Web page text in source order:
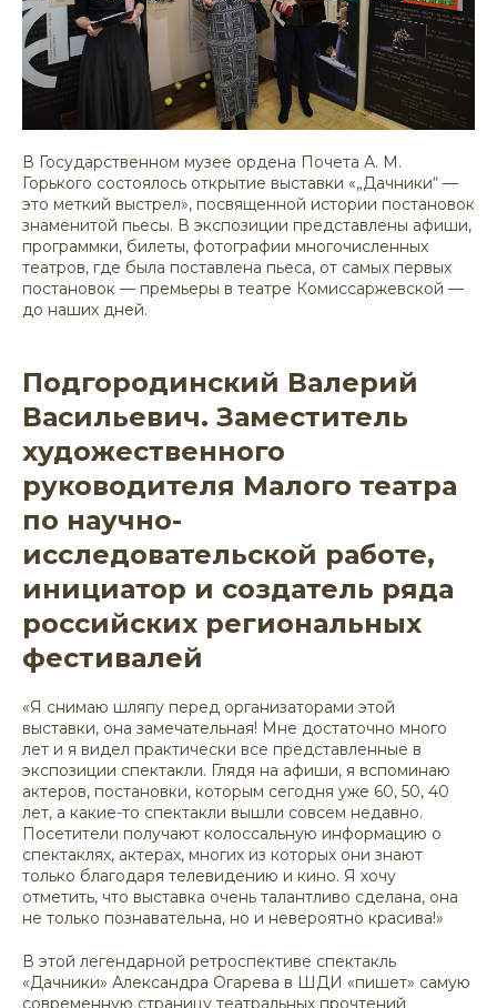
В Государственном музее ордена Почета А. М.
Горького состоялось открытие выставки «„Дачники“ —
это меткий выстрел», посвященной истории постановок
знаменитой пьесы. В экспозиции представлены афиши,
программки, билеты, фотографии многочисленных
театров, где была поставлена пьеса, от самых первых
постановок — премьеры в театре Комиссаржевской —
до наших дней.
Подгородинский Валерий
Васильевич. Заместитель
художественного
руководителя Малого театра
по научно-
исследовательской работе,
инициатор и создатель ряда
российских региональных
фестивалей
«Я снимаю шляпу перед организаторами этой
выставки, она замечательная! Мне достаточно много
лет и я видел практически все представленные в
экспозиции спектакли. Глядя на афиши, я вспоминаю
актеров, постановки, которым сегодня уже 60, 50, 40
лет, а какие-то спектакли вышли совсем недавно.
Посетители получают колоссальную информацию о
спектаклях, актерах, многих из которых они знают
только благодаря телевидению и кино. Я хочу
отметить, что выставка очень талантливо сделана, она
не только познавательна, но и невероятно красива!»
В этой легендарной ретроспективе спектакль
«Дачники» Александра Огарева в ШДИ «пишет» самую
современную страницу театральных прочтений